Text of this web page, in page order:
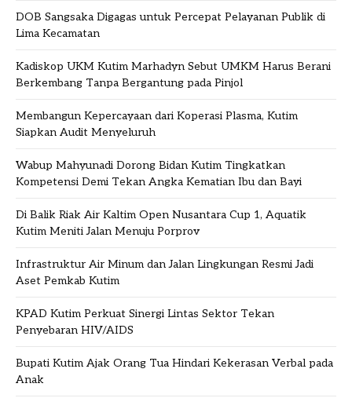
DOB Sangsaka Digagas untuk Percepat Pelayanan Publik di
Lima Kecamatan
Kadiskop UKM Kutim Marhadyn Sebut UMKM Harus Berani
Berkembang Tanpa Bergantung pada Pinjol
Membangun Kepercayaan dari Koperasi Plasma, Kutim
Siapkan Audit Menyeluruh
Wabup Mahyunadi Dorong Bidan Kutim Tingkatkan
Kompetensi Demi Tekan Angka Kematian Ibu dan Bayi
Di Balik Riak Air Kaltim Open Nusantara Cup 1, Aquatik
Kutim Meniti Jalan Menuju Porprov
Infrastruktur Air Minum dan Jalan Lingkungan Resmi Jadi
Aset Pemkab Kutim
KPAD Kutim Perkuat Sinergi Lintas Sektor Tekan
Penyebaran HIV/AIDS
Bupati Kutim Ajak Orang Tua Hindari Kekerasan Verbal pada
Anak